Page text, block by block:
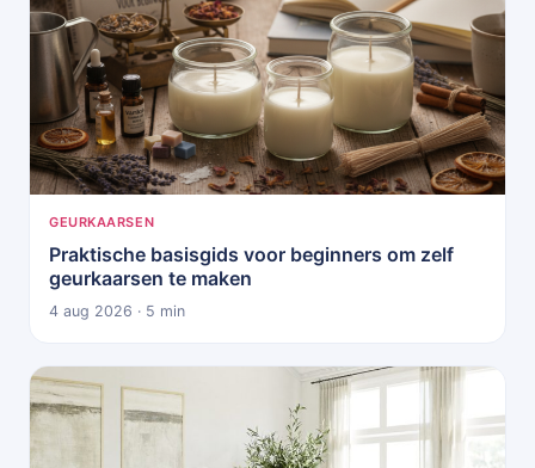
GEURKAARSEN
Praktische basisgids voor beginners om zelf
geurkaarsen te maken
4 aug 2026 · 5 min